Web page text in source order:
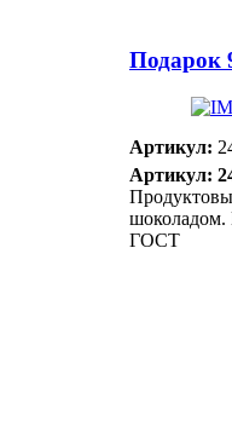
Артикул:
Артикул:
шоколадом.
ГОСТ